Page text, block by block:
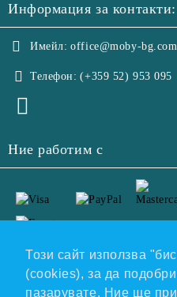
Този сайт използва
(cookies), за да
пазарувате. Ние ще
Информация за контакти:
Имейл: office@moby-bg.com
Телефон: (+359 52) 953 095
Ние работим с